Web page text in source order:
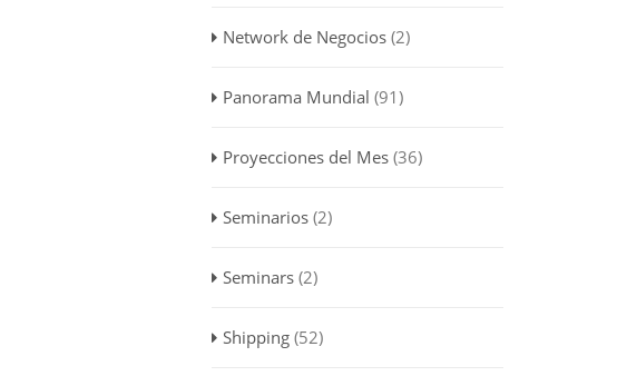
Network de Negocios(2)
Panorama Mundial (91)
Proyecciones del Mes(36)
Seminarios(2)
Seminars(2)
Shipping(52)